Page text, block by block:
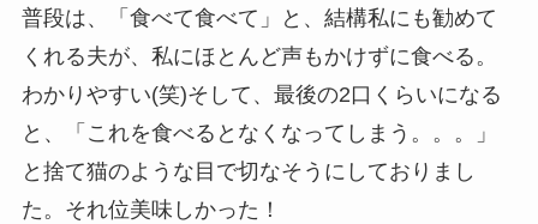
普段は、「食べて食べて」と、結構私にも勧めて
くれる夫が、私にほとんど声もかけずに食べる。
わかりやすい(笑)そして、最後の2口くらいになる
と、「これを食べるとなくなってしまう。。。」
と捨て猫のような目で切なそうにしておりまし
た。それ位美味しかった！